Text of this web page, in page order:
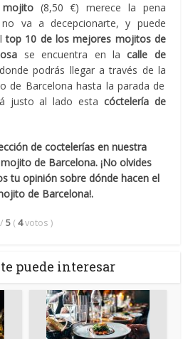
mojito(8,50 €) merece la pena
va a decepcionarte, y puede
top 10 de los mejores mojitos de
se encuentra en lacalle de
podrás llegar a través de la
de Barcelona hasta la parada de
justo al lado esta cóctelería de
de coctelerías en nuestra
de Barcelona. ¡No olvides
tu opinión sobre dónde hacen el
de Barcelona!.
/ 5 (4votos )
puede interesar